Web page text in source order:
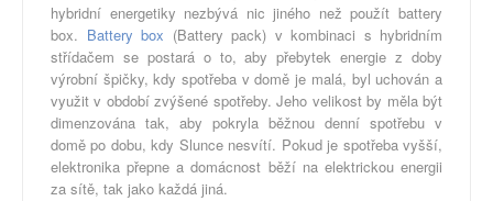
hybridní energetiky nezbývá nic jiného než použít battery
box. Battery box (Battery pack) v kombinaci s hybridním
střídačem se postará o to, aby přebytek energie z doby
výrobní špičky, kdy spotřeba v domě je malá, byl uchován a
využit v období zvýšené spotřeby. Jeho velikost by měla být
dimenzována tak, aby pokryla běžnou denní spotřebu v
domě po dobu, kdy Slunce nesvítí. Pokud je spotřeba vyšší,
elektronika přepne a domácnost běží na elektrickou energii
za sítě, tak jako každá jiná.